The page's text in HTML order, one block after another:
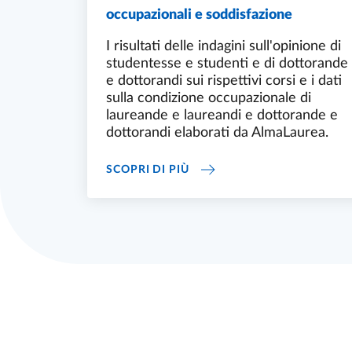
occupazionali e soddisfazione
I risultati delle indagini sull'opinione di
studentesse e studenti e di dottorande
e dottorandi sui rispettivi corsi e i dati
sulla condizione occupazionale di
laureande e laureandi e dottorande e
dottorandi elaborati da AlmaLaurea.
SCOPRI DI PIÙCORSI DI STUDIO E